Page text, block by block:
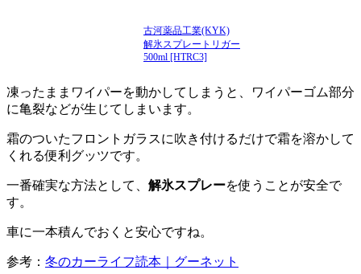
古河薬品工業(KYK)
解氷スプレートリガー
500ml [HTRC3]
凍ったままワイパーを動かしてしまうと、ワイパーゴム部分
に亀裂などが生じてしまいます。
霜のついたフロントガラスに吹き付けるだけで霜を溶かして
くれる便利グッツです。
一番確実な方法として、 解氷スプレーを使うことが安全で
す。
車に一本積んでおくと安心ですね。
参考： 冬のカーライフ読本｜グーネット